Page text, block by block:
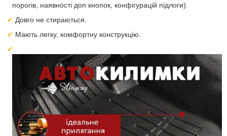
порогів, наявності доп кнопок, конфігурацій підлоги).
Довго не стираються.
Мають легку, комфортну конструкцію.